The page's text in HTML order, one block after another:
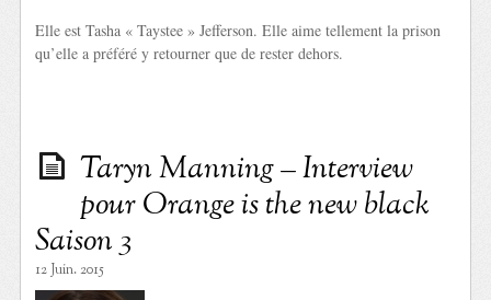
Elle est Tasha « Taystee » Jefferson. Elle aime tellement la prison
qu’elle a préféré y retourner que de rester dehors.
Taryn Manning – Interview
pour Orange is the new black
Saison 3
12 Juin. 2015